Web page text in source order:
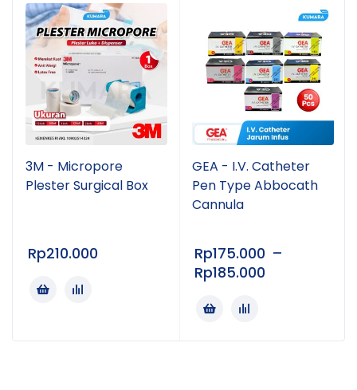
Digunakan untuk penyuntikan insulin
menggunakan insulin pen.
Membantu terapi insulin harian bagi penderita
diabetes.
Cocok untuk penggunaan di rumah maupun
fasilitas kesehatan.
Mendukung pemberian insulin yang lebih nyaman
dan akurat.
yang sangat tipis dan pendek.
EasyFlow™ Technology untuk aliran
Ujung jarum5-bevel tip (PentaPoint™ Comfort)
3M - Micropore
Plester Surgical Box
Rp210.000
GEA - I.V. Catheter
Pen Type Abbocath
Cannula
Rp175.000 –
Rp185.000